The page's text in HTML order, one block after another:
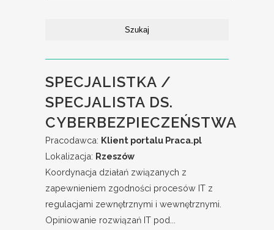
SPECJALISTKA /
SPECJALISTA DS.
CYBERBEZPIECZEŃSTWA
Pracodawca: Klient portalu Praca.pl
Lokalizacja: Rzeszów
Koordynacja działań związanych z
zapewnieniem zgodności procesów IT z
regulacjami zewnętrznymi i wewnętrznymi.
Opiniowanie rozwiązań IT pod...